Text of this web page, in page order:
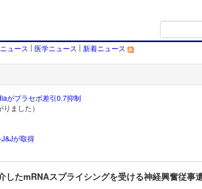
ュース | 医学ニュース | 新着ニュース
がプラセボ差引0.7抑制
ました）
が取得
したmRNAスプライシングを受ける神経興奮従事